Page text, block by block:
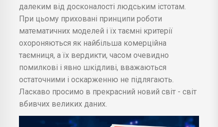
далеким від досконалості людським істотам.
При цьому приховані принципи роботи
математичних моделей і їх таємні критерії
охороняються як найбільша комерційна
таємниця, а їх вердикти, часом очевидно
помилкові і явно шкідливі, вважаються
остаточними і оскарженню не підлягають.
Ласкаво просимо в прекрасний новий світ - світ
вбивчих великих даних.